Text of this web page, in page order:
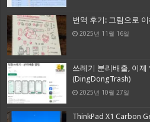
번역 후기: 그림으로
2025년 11월 16일
쓰레기 분리배출, 이제
(DingDongTrash)
2025년 10월 27일
ThinkPad X1 Carbon